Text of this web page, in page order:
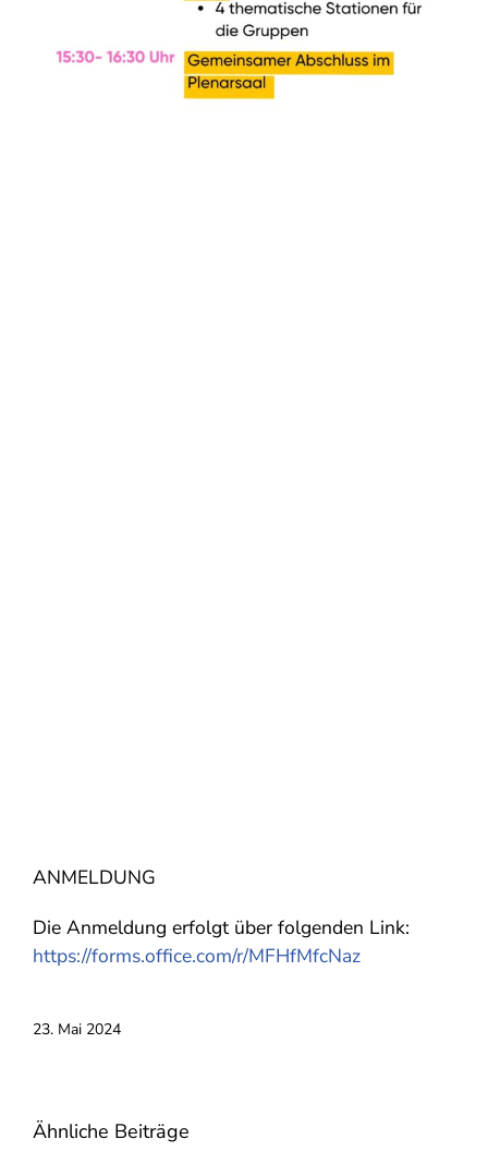
ANMELDUNG
Die Anmeldung erfolgt über folgenden Link:
https://forms.office.com/r/MFHfMfcNaz
23. Mai 2024
Ähnliche Beiträge